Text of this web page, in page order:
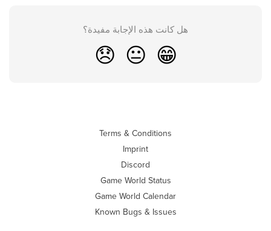
هل كانت هذه الإجابة مفيدة؟
😞 😐 😁
Terms & Conditions
Imprint
Discord
Game World Status
Game World Calendar
Known Bugs & Issues